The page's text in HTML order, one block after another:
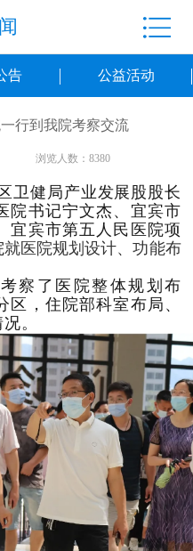
告 公益活动
行到我院考察交流
浏览人数：8380
卫健局产业发展股股长
院书记宁文杰、宜宾市
宜宾市第五人民医院项
就医院规划设计、功能布
察了医院整体规划布
，住院部科室布局、
。